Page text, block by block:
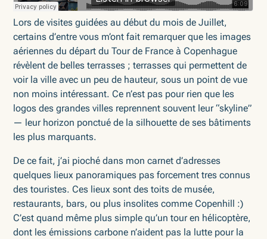
Lors de visites guidées au début du mois de Juillet,
certains d’entre vous m’ont fait remarquer que les images
aériennes du départ du Tour de France à Copenhague
révèlent de belles terrasses ; terrasses qui permettent de
voir la ville avec un peu de hauteur, sous un point de vue
non moins intéressant. Ce n’est pas pour rien que les
logos des grandes villes reprennent souvent leur “skyline”
— leur horizon ponctué de la silhouette de ses bâtiments
les plus marquants.
De ce fait, j’ai pioché dans mon carnet d’adresses
quelques lieux panoramiques pas forcement tres connus
des touristes. Ces lieux sont des toits de musée,
restaurants, bars, ou plus insolites comme Copenhill :)
C’est quand même plus simple qu’un tour en hélicoptère,
dont les émissions carbone n’aident pas la lutte pour la